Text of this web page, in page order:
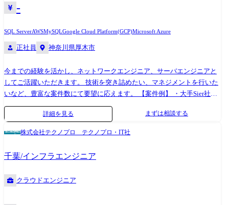
-
SQL ServerAWSMySQLGoogle Cloud Platform(GCP)Microsoft Azure
正社員 神奈川県厚木市
今までの経験を活かし、ネットワークエンジニア、サーバエンジニアと
してご活躍いただきます。 技術を突き詰めたい、マネジメントを行いた
いなど、豊富な案件数にて要望に応えます。 【案件例】 ・大手Sier社内
情報基盤構築PJ(Windows Server) ・大手メーカー基幹システムクラウド構
築(AWS,Azure,Google) ・インフラ仮想基盤構築(Citrix,Vmware) ・半導体
メーカー向けデータベース構築(Oracle,SQL Server) ・社内インフラ構築実
詳細を見る まずは相談する
株式会社テクノプロ テクノプロ・IT社
千葉/インフラエンジニア
クラウドエンジニア